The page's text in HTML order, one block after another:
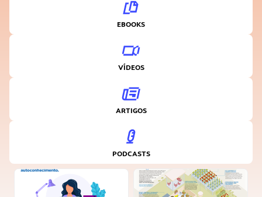
EBOOKS
VÍDEOS
ARTIGOS
PODCASTS